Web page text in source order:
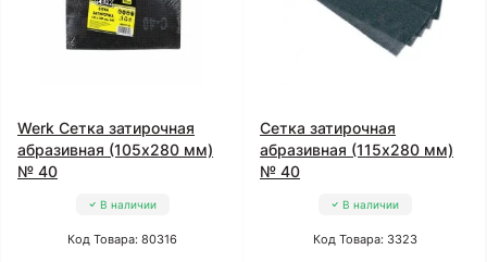
Werk Сетка затирочная
абразивная (105x280 мм)
№ 40
В наличии
Код Товара: 80316
Сетка затирочная
абразивная (115x280 мм)
№ 40
В наличии
Код Товара: 3323